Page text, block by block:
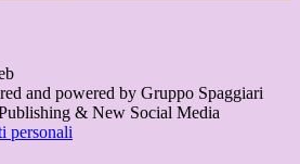
and powered by Gruppo Spaggiari
& New Social Media
personali